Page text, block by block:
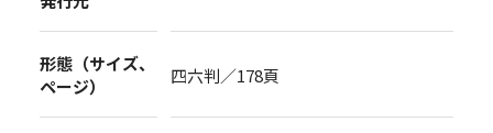
形態（サイズ、
ページ）
四六判／178頁